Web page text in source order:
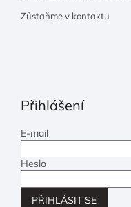
Zůstaňme v kontaktu
Přihlášení
E-mail
Heslo
PŘIHLÁSIT SE